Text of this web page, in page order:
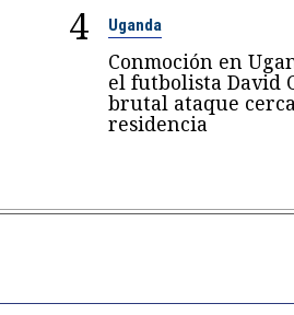
4 Uganda
Conmoción en
el futbolista David
brutal ataque
residencia